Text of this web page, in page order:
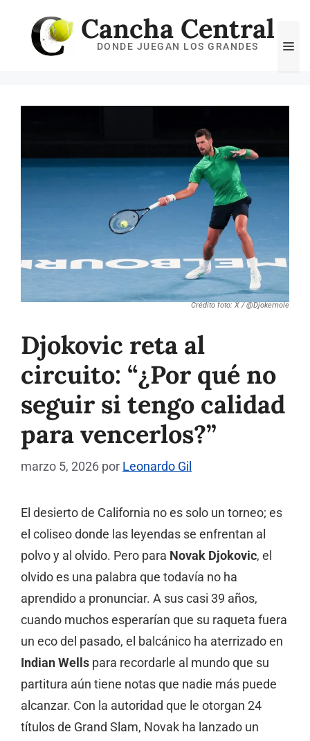
contenido
Cancha Central
DONDE JUEGAN LOS GRANDES
Crédito foto: X / @Djokernole
Djokovic reta al
circuito: “¿Por qué no
seguir si tengo calidad
para vencerlos?”
marzo 5, 2026 por Leonardo Gil
El desierto de California no es solo un torneo; es
el coliseo donde las leyendas se enfrentan al
polvo y al olvido. Pero para Novak Djokovic, el
olvido es una palabra que todavía no ha
aprendido a pronunciar. A sus casi 39 años,
cuando muchos esperarían que su raqueta fuera
un eco del pasado, el balcánico ha aterrizado en
Indian Wells para recordarle al mundo que su
partitura aún tiene notas que nadie más puede
alcanzar. Con la autoridad que le otorgan 24
títulos de Grand Slam, Novak ha lanzado un